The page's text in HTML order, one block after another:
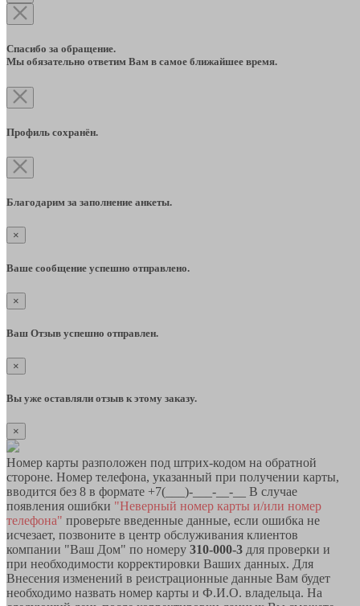
Спасибо за обращение.
Мы обязательно ответим Вам в самое ближайшее время.
Профиль сохранён.
Благодарим за заполнение анкеты.
×
Ваше сообщение успешно отправлено.
×
Ваш Отзыв успешно отправлен.
×
Вы уже оставляли отзыв к этому заказу.
×
Номер карты разположен под штрих-кодом на обратной
стороне. Номер телефона, указанный при получении карты,
вводится без 8 в формате +7(___)-___-__-__ В случае
появления ошибки "Неверный номер карты и/или номер
телефона" проверьте введенные данные, если ошибка не
исчезает, позвоните в центр обслуживания клиентов
компании "Ваш Дом" по номеру 310-000-3 для проверки и
при необходимости корректировки Ваших данных. Для
Внесения изменений в реистрационные данные Вам будет
необходимо назвать номер карты и Ф.И.О. владельца. На